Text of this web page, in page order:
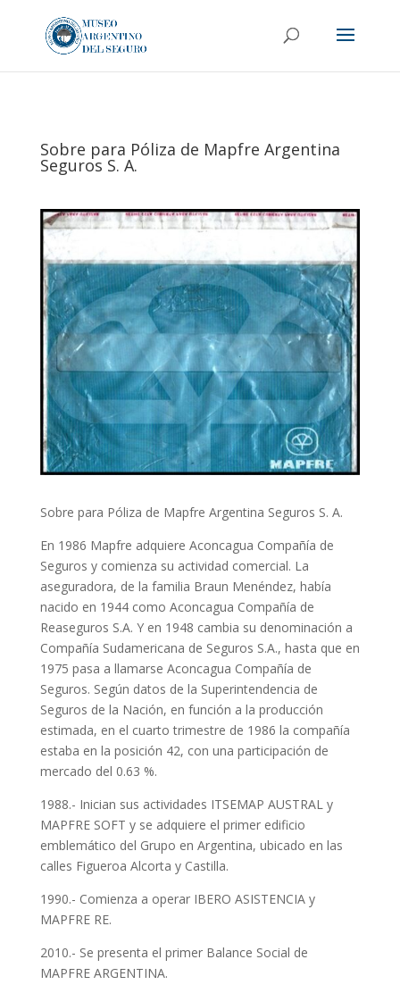
Sobre para Póliza de Mapfre Argentina
Seguros S. A.
Sobre para Póliza de Mapfre Argentina Seguros S. A.
En 1986 Mapfre adquiere Aconcagua Compañía de
Seguros y comienza su actividad comercial. La
aseguradora, de la familia Braun Menéndez, había
nacido en 1944 como Aconcagua Compañía de
Reaseguros S.A. Y en 1948 cambia su denominación a
Compañía Sudamericana de Seguros S.A., hasta que en
1975 pasa a llamarse Aconcagua Compañía de
Seguros. Según datos de la Superintendencia de
Seguros de la Nación, en función a la producción
estimada, en el cuarto trimestre de 1986 la compañía
estaba en la posición 42, con una participación de
mercado del 0.63 %.
1988.- Inician sus actividades ITSEMAP AUSTRAL y
MAPFRE SOFT y se adquiere el primer edificio
emblemático del Grupo en Argentina, ubicado en las
calles Figueroa Alcorta y Castilla.
1990.- Comienza a operar IBERO ASISTENCIA y
MAPFRE RE.
2010.- Se presenta el primer Balance Social de
MAPFRE ARGENTINA.